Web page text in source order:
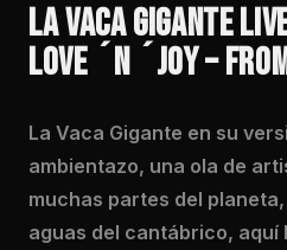
LA VACA GIGANTE
LOVE ´N ´JOY –
La Vaca Gigante en su
ambientazo, una ola de
muchas partes del
aguas del cantábrico, aquí